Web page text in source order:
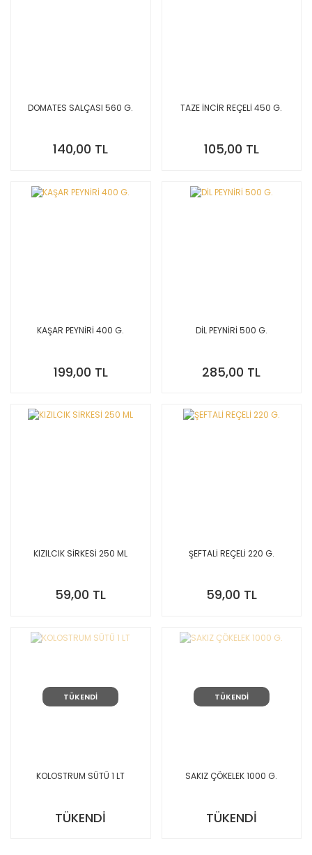
DOMATES SALÇASI 560 G.
140,00 TL
TAZE İNCİR REÇELİ 450 G.
105,00 TL
KAŞAR PEYNİRİ 400 G.
199,00 TL
DİL PEYNİRİ 500 G.
285,00 TL
KIZILCIK SİRKESİ 250 ML
59,00 TL
ŞEFTALİ REÇELİ 220 G.
59,00 TL
TÜKENDİ
KOLOSTRUM SÜTÜ 1 LT
TÜKENDİ
TÜKENDİ
SAKIZ ÇÖKELEK 1000 G.
TÜKENDİ